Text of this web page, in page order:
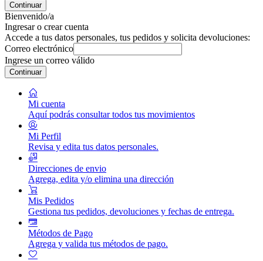
Continuar
Bienvenido/a
Ingresar o crear cuenta
Accede a tus datos personales, tus pedidos y solicita devoluciones:
Correo electrónico
Ingrese un correo válido
Continuar
Mi cuenta
Aquí podrás consultar todos tus movimientos
Mi Perfil
Revisa y edita tus datos personales.
Direcciones de envio
Agrega, edita y/o elimina una dirección
Mis Pedidos
Gestiona tus pedidos, devoluciones y fechas de entrega.
Métodos de Pago
Agrega y valida tus métodos de pago.